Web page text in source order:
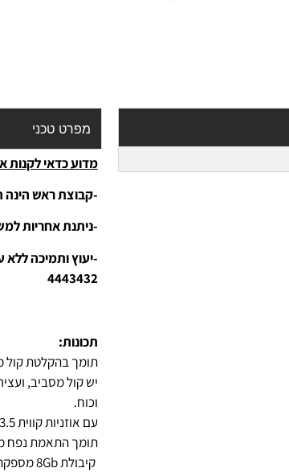
מפרט טכני
מדוע כדאי לקנות
-קבוצת ראש הינה
-ניתנת אחריות
4443432
תכונות:
תומך בהקלטת קול
יש קול מסביב,
וכוח.
תומך התאמת נפח